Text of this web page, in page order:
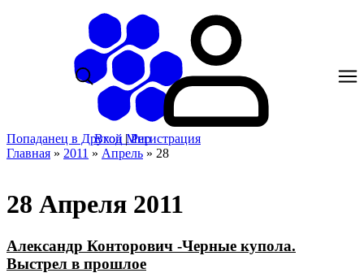
Попаданец в Другой Мир
Вход |Регистрация
Главная » 2011 » Апрель » 28
28 Апреля 2011
Александр Конторович -Черные купола.
Выстрел в прошлое